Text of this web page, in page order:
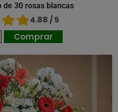
30 rosas blancas
4.88 / 5
Comprar